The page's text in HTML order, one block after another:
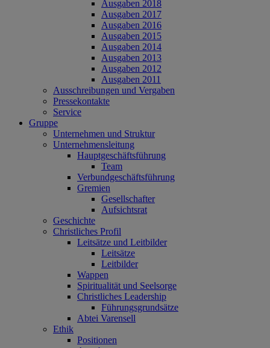
Ausgaben 2018
Ausgaben 2017
Ausgaben 2016
Ausgaben 2015
Ausgaben 2014
Ausgaben 2013
Ausgaben 2012
Ausgaben 2011
Ausschreibungen und Vergaben
Pressekontakte
Service
Gruppe
Unternehmen und Struktur
Unternehmensleitung
Hauptgeschäftsführung
Team
Verbundgeschäftsführung
Gremien
Gesellschafter
Aufsichtsrat
Geschichte
Christliches Profil
Leitsätze und Leitbilder
Leitsätze
Leitbilder
Wappen
Spiritualität und Seelsorge
Christliches Leadership
Führungsgrundsätze
Abtei Varensell
Ethik
Positionen